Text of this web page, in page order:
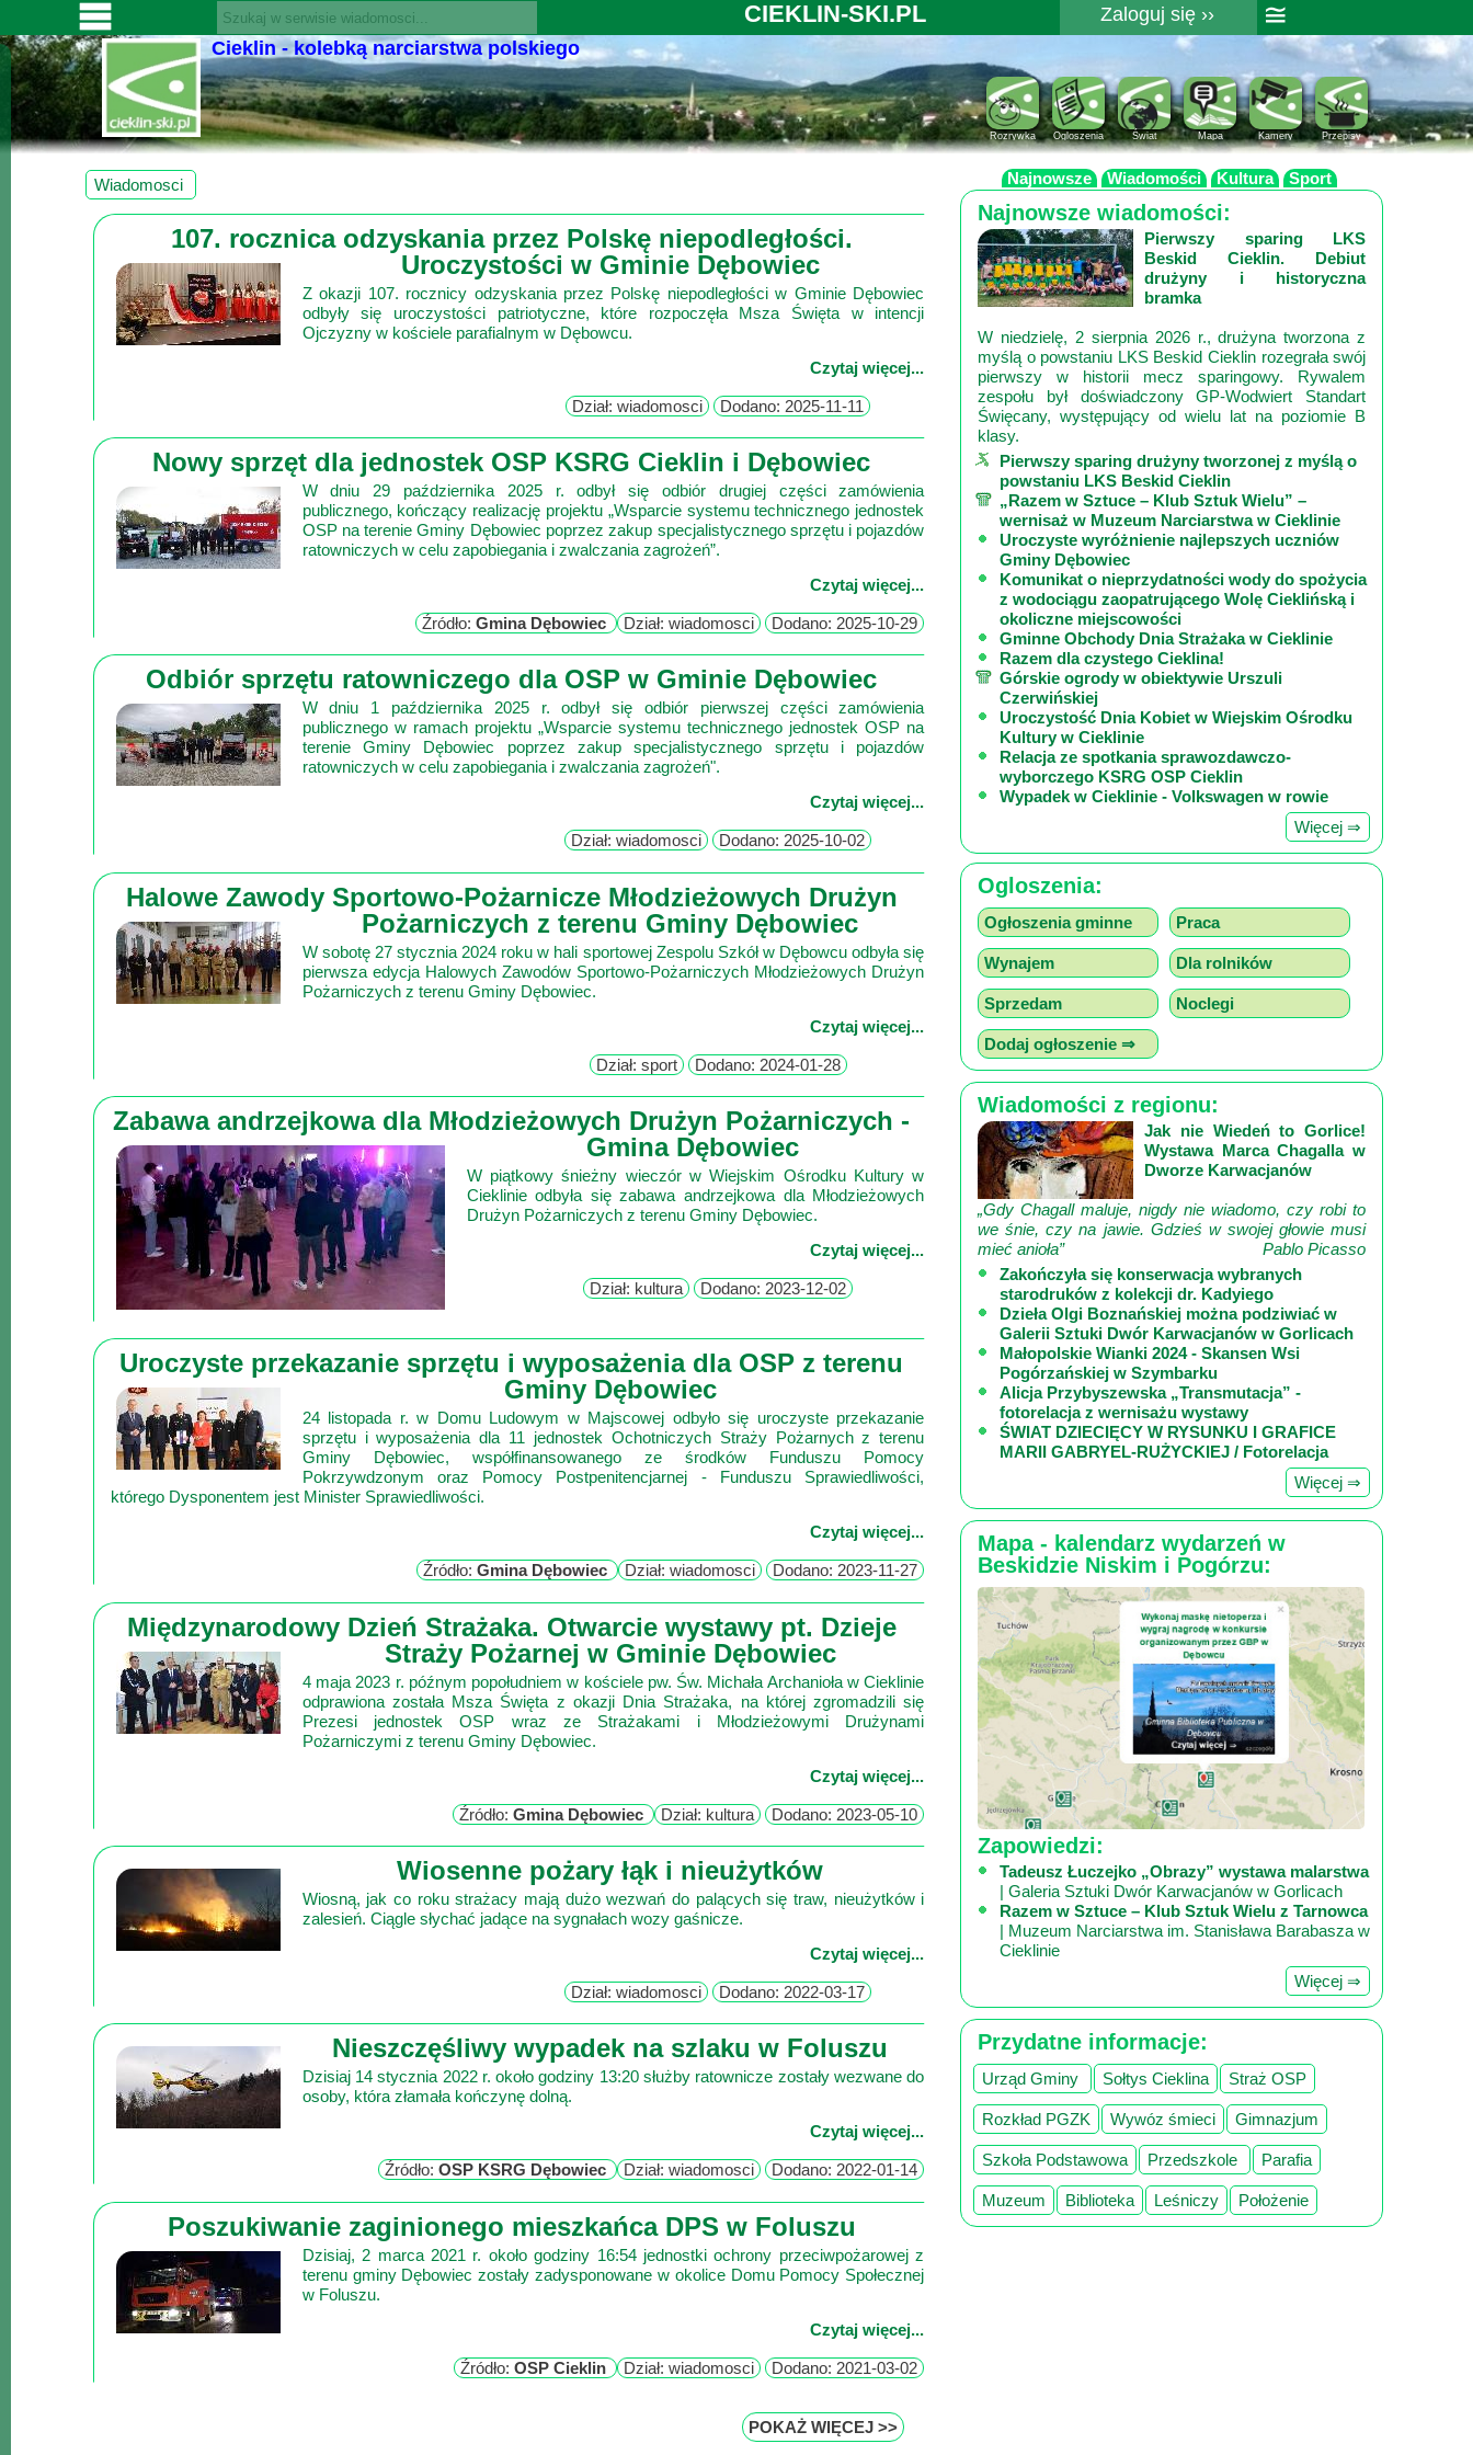
SERWISY
CIEKLIN-
SKI.PL
Wiadomości
Przydatne
Organizacje
zdjęciami
Regulamin
CIEKLIN-SKI.PL
Zaloguj się ››
Rejestracja
Pomoc
≅
Cieklin - kolebką narciarstwa polskiego
Przepisy
Kamery
Mapa
Świat
Ogloszenia
Rozrywka
Wiadomosci
107. rocznica odzyskania przez Polskę niepodległości.
Uroczystości w Gminie Dębowiec
Z okazji 107. rocznicy odzyskania przez Polskę niepodległości w Gminie Dębowiec
odbyły się uroczystości patriotyczne, które rozpoczęła Msza Święta w intencji
Ojczyzny w kościele parafialnym w Dębowcu.
Czytaj więcej...
Dział: wiadomosci Dodano: 2025-11-11
Nowy sprzęt dla jednostek OSP KSRG Cieklin i Dębowiec
W dniu 29 października 2025 r. odbył się odbiór drugiej części zamówienia
publicznego, kończący realizację projektu „Wsparcie systemu technicznego jednostek
OSP na terenie Gminy Dębowiec poprzez zakup specjalistycznego sprzętu i pojazdów
ratowniczych w celu zapobiegania i zwalczania zagrożeń”.
Czytaj więcej...
Źródło:Gmina Dębowiec Dział: wiadomosci Dodano: 2025-10-29
Odbiór sprzętu ratowniczego dla OSP w Gminie Dębowiec
W dniu 1 października 2025 r. odbył się odbiór pierwszej części zamówienia
publicznego w ramach projektu „Wsparcie systemu technicznego jednostek OSP na
terenie Gminy Dębowiec poprzez zakup specjalistycznego sprzętu i pojazdów
ratowniczych w celu zapobiegania i zwalczania zagrożeń".
Czytaj więcej...
Dział: wiadomosci Dodano: 2025-10-02
Halowe Zawody Sportowo-Pożarnicze Młodzieżowych Drużyn
Pożarniczych z terenu Gminy Dębowiec
W sobotę 27 stycznia 2024 roku w hali sportowej Zespolu Szkół w Dębowcu odbyła się
pierwsza edycja Halowych Zawodów Sportowo-Pożarniczych Młodzieżowych Drużyn
Pożarniczych z terenu Gminy Dębowiec.
Czytaj więcej...
Dział: sport Dodano: 2024-01-28
Zabawa andrzejkowa dla Młodzieżowych Drużyn Pożarniczych -
Gmina Dębowiec
W piątkowy śnieżny wieczór w Wiejskim Ośrodku Kultury w
Cieklinie odbyła się zabawa andrzejkowa dla Młodzieżowych
Drużyn Pożarniczych z terenu Gminy Dębowiec.
Czytaj więcej...
Dział: kultura Dodano: 2023-12-02
Uroczyste przekazanie sprzętu i wyposażenia dla OSP z terenu
Gminy Dębowiec
24 listopada r. w Domu Ludowym w Majscowej odbyło się uroczyste przekazanie
sprzętu i wyposażenia dla 11 jednostek Ochotniczych Straży Pożarnych z terenu
Gminy Dębowiec, współfinansowanego ze środków Funduszu Pomocy
Pokrzywdzonym oraz Pomocy Postpenitencjarnej - Funduszu Sprawiedliwości,
którego Dysponentem jest Minister Sprawiedliwości.
Czytaj więcej...
Źródło:Gmina Dębowiec Dział: wiadomosci Dodano: 2023-11-27
Międzynarodowy Dzień Strażaka. Otwarcie wystawy pt. Dzieje
Straży Pożarnej w Gminie Dębowiec
4 maja 2023 r. późnym popołudniem w kościele pw. Św. Michała Archanioła w Cieklinie
odprawiona została Msza Święta z okazji Dnia Strażaka, na której zgromadzili się
Prezesi jednostek OSP wraz ze Strażakami i Młodzieżowymi Drużynami
Pożarniczymi z terenu Gminy Dębowiec.
Czytaj więcej...
Źródło:Gmina Dębowiec Dział: kultura Dodano: 2023-05-10
Wiosenne pożary łąk i nieużytków
Wiosną, jak co roku strażacy mają dużo wezwań do palących się traw, nieużytków i
zalesień. Ciągle słychać jadące na sygnałach wozy gaśnicze.
Czytaj więcej...
Dział: wiadomosci Dodano: 2022-03-17
Nieszczęśliwy wypadek na szlaku w Foluszu
Dzisiaj 14 stycznia 2022 r. około godziny 13:20 służby ratownicze zostały wezwane do
osoby, która złamała kończynę dolną.
Czytaj więcej...
Źródło:OSP KSRG Dębowiec Dział: wiadomosci Dodano: 2022-01-14
Poszukiwanie zaginionego mieszkańca DPS w Foluszu
Dzisiaj, 2 marca 2021 r. około godziny 16:54 jednostki ochrony przeciwpożarowej z
terenu gminy Dębowiec zostały zadysponowane w okolice Domu Pomocy Społecznej
w Foluszu.
Czytaj więcej...
Źródło:OSP Cieklin Dział: wiadomosci Dodano: 2021-03-02
POKAŻ WIĘCEJ >>
Najnowsze Wiadomości Kultura Sport
Najnowsze wiadomości:
Pierwszy sparing LKS
Beskid Cieklin. Debiut
drużyny i historyczna
bramka
W niedzielę, 2 sierpnia 2026 r., drużyna tworzona z
myślą o powstaniu LKS Beskid Cieklin rozegrała swój
pierwszy w historii mecz sparingowy. Rywalem
zespołu był doświadczony GP‑Wodwiert Standart
Święcany, występujący od wielu lat na poziomie B
klasy.
Pierwszy sparing drużyny tworzonej z myślą o
powstaniu LKS Beskid Cieklin
„Razem w Sztuce – Klub Sztuk Wielu” –
wernisaż w Muzeum Narciarstwa w Cieklinie
Uroczyste wyróżnienie najlepszych uczniów
Gminy Dębowiec
Komunikat o nieprzydatności wody do spożycia
z wodociągu zaopatrującego Wolę Cieklińską i
okoliczne miejscowości
Gminne Obchody Dnia Strażaka w Cieklinie
Razem dla czystego Cieklina!
Górskie ogrody w obiektywie Urszuli
Czerwińskiej
Uroczystość Dnia Kobiet w Wiejskim Ośrodku
Kultury w Cieklinie
Relacja ze spotkania sprawozdawczo-
wyborczego KSRG OSP Cieklin
Wypadek w Cieklinie - Volkswagen w rowie
Więcej ⇒
Ogloszenia:
Ogłoszenia gminne Praca
Wynajem Dla rolników
Sprzedam Noclegi
Dodaj ogłoszenie ⇒
Wiadomości z regionu:
Jak nie Wiedeń to Gorlice!
Wystawa Marca Chagalla w
Dworze Karwacjanów
„Gdy Chagall maluje, nigdy nie wiadomo, czy robi to
we śnie, czy na jawie. Gdzieś w swojej głowie musi
mieć anioła”
Pablo Picasso
Zakończyła się konserwacja wybranych
starodruków z kolekcji dr. Kadyiego
Dzieła Olgi Boznańskiej można podziwiać w
Galerii Sztuki Dwór Karwacjanów w Gorlicach
Małopolskie Wianki 2024 - Skansen Wsi
Pogórzańskiej w Szymbarku
Alicja Przybyszewska „Transmutacja” -
fotorelacja z wernisażu wystawy
ŚWIAT DZIECIĘCY W RYSUNKU I GRAFICE
MARII GABRYEL-RUŻYCKIEJ / Fotorelacja
Więcej ⇒
Mapa - kalendarz wydarzeń w
Beskidzie Niskim i Pogórzu:
Zapowiedzi:
Tadeusz Łuczejko „Obrazy” wystawa malarstwa
| Galeria Sztuki Dwór Karwacjanów w Gorlicach
Razem w Sztuce – Klub Sztuk Wielu z Tarnowca
| Muzeum Narciarstwa im. Stanisława Barabasza w
Cieklinie
Więcej ⇒
Przydatne informacje:
Urząd Gminy Sołtys Cieklina Straż OSP
Rozkład PGZK Wywóz śmieci Gimnazjum
Szkoła Podstawowa Przedszkole Parafia
Muzeum Biblioteka Leśniczy Położenie